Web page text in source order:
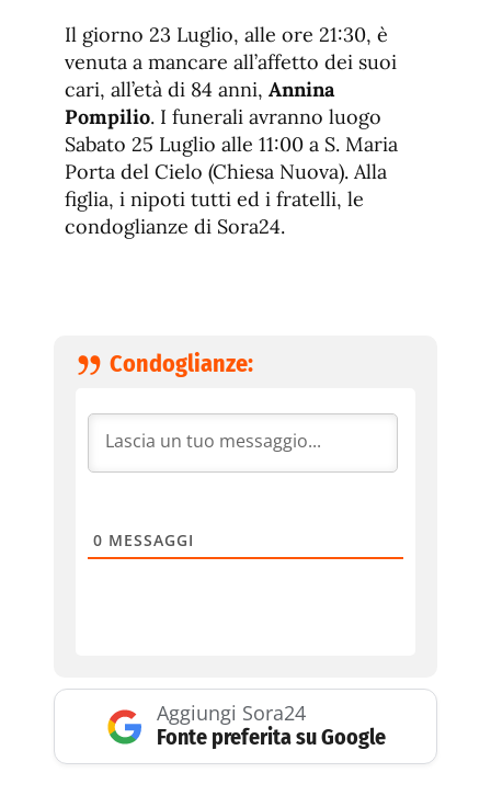
de
fuente
de
fuente.
Il giorno 23 Luglio, alle ore 21:30, è
venuta a mancare all’affetto dei suoi
cari, all’età di 84 anni, Annina
Pompilio. I funerali avranno luogo
Sabato 25 Luglio alle 11:00 a S. Maria
Porta del Cielo (Chiesa Nuova). Alla
figlia, i nipoti tutti ed i fratelli, le
condoglianze di Sora24.
Condoglianze:
0 MESSAGGI
Aggiungi Sora24
Fonte preferita su Google